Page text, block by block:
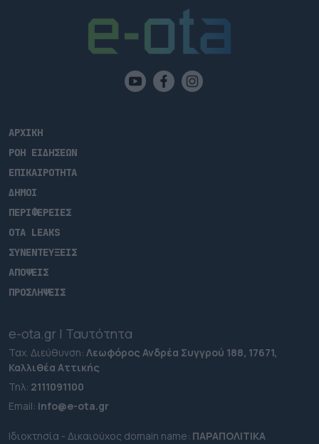
ΑΡΧΙΚΗ
ΡΟΗ ΕΙΔΗΣΕΩΝ
ΕΠΙΚΑΙΡΟΤΗΤΑ
ΔΗΜΟΙ
ΠΕΡΙΦΕΡΕΙΕΣ
OTA LEAKS
ΣΥΝΕΝΤΕΥΞΕΙΣ
ΑΠΟΨΕΙΣ
ΠΡΟΣΛΗΨΕΙΣ
e-ota.gr | Ταυτότητα
Ταχ. Διεύθυνση: Λεωφόρος Ανδρέα Συγγρού 188, 17671,
Καλλιθέα Αττικής
Τηλ: 2111091100
Εmail: info@e-ota.gr
Ιδιοκτησία - Δικαιούχος domain name: ΠΑΡΑΠΟΛΙΤΙΚΑ